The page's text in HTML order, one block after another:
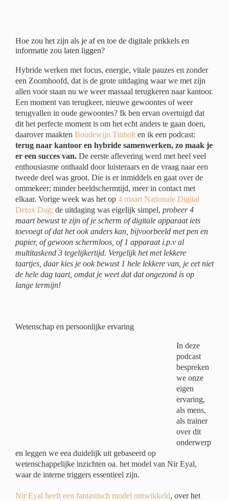
Hoe zou het zijn als je af en toe de digitale prikkels en
informatie zou laten liggen?
Hybride werken met focus, energie, vitale pauzes en zonder
een Zoomhoofd, dat is de grote uitdaging waar we met zijn
allen voor staan nu we weer massaal terugkeren naar kantoor.
Een moment van terugkeer, nieuwe gewoontes of weer
terugvallen in oude gewoontes? Ik ben ervan overtuigd dat
dit het perfecte moment is om het echt anders te gaan doen,
daarover maakten Boudewijn Tinholten ik een podcast:
terug naar kantoor en hybride samenwerken, zo maak je
er een succes van. De eerste aflevering werd met heel veel
enthousiasme onthaald door luisteraars en de vraag naar een
tweede deel was groot. Die is er inmiddels en gaat over de
ommekeer; minder beeldschermtijd, meer in contact met
elkaar. Vorige week was het op 4 maart Nationale Digital
Detox Dag; de uitdaging was eigelijk simpel, probeer 4
maart bewust te zijn of je scherm of digitale apparaat iets
toevoegt of dat het ook anders kan, bijvoorbeeld met pen en
papier, of gewoon schermloos, of 1 apparaat i.p.v al
multitaskend 3 tegelijkertijd. Vergelijk het met lekkere
taartjes, daar kies je ook bewust 1 hele lekkere van, je eet niet
de hele dag taart, omdat je weet dat dat ongezond is op
lange termijn!
Wetenschap en persoonlijke ervaring
In deze
podcast
bespreken
we onze
eigen
ervaring,
als mens,
als trainer
over dit
onderwerp
en leggen we eea duidelijk uit gebaseerd op
wetenschappelijke inzichten oa. het model van Nir Eyal,
waar de interne triggers essentieel zijn.
Nir Eyal heeft een fantastisch model ontwikkeld, over het